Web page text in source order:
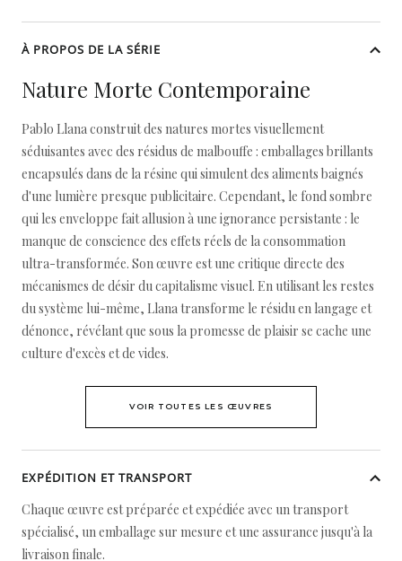
À PROPOS DE LA SÉRIE
Nature Morte Contemporaine
Pablo Llana construit des natures mortes visuellement
séduisantes avec des résidus de malbouffe : emballages brillants
encapsulés dans de la résine qui simulent des aliments baignés
d'une lumière presque publicitaire. Cependant, le fond sombre
qui les enveloppe fait allusion à une ignorance persistante : le
manque de conscience des effets réels de la consommation
ultra-transformée. Son œuvre est une critique directe des
mécanismes de désir du capitalisme visuel. En utilisant les restes
du système lui-même, Llana transforme le résidu en langage et
dénonce, révélant que sous la promesse de plaisir se cache une
culture d'excès et de vides.
VOIR TOUTES LES ŒUVRES
EXPÉDITION ET TRANSPORT
Chaque œuvre est préparée et expédiée avec un transport
spécialisé, un emballage sur mesure et une assurance jusqu'à la
livraison finale.